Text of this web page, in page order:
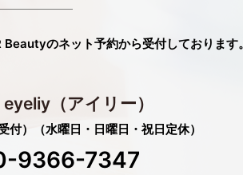
Beautyのネット予約から受付しております。
eyeliy （アイリー）
） （水曜日・日曜日・祝日定休）
9366-7347